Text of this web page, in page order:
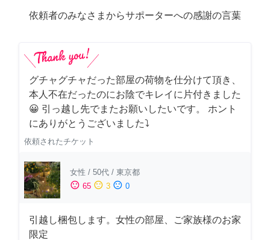
依頼者のみなさまからサポーターへの感謝の言葉
グチャグチャだった部屋の荷物を仕分けて頂き、
本人不在だったのにお陰でキレイに片付きました
😀 引っ越し先でまたお願いしたいです。 ホント
にありがとうございました⤵
依頼されたチケット
女性 / 50代 / 東京都
sentiment_satisfied 65 sentiment_neutral 3 sentiment_dissatisfied 0
引越し梱包します。女性の部屋、ご家族様のお家
限定